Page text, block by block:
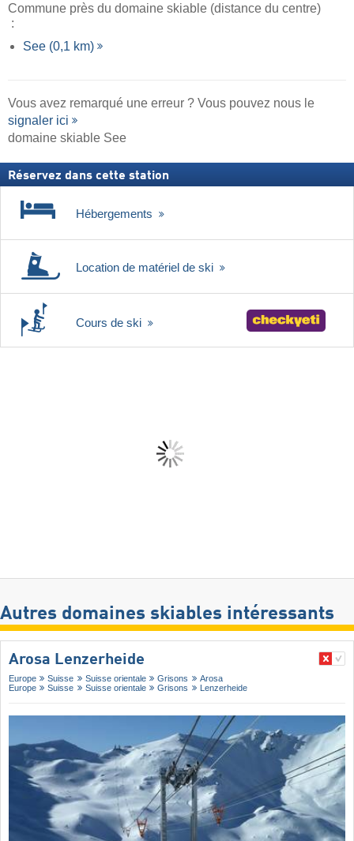
Commune près du domaine skiable (distance du centre)
:
See (0,1 km)
Vous avez remarqué une erreur ? Vous pouvez nous le
signaler ici
domaine skiable See
Réservez dans cette station
Hébergements
Location de matériel de ski
Cours de ski
Autres domaines skiables intéressants
Arosa Lenzerheide
Europe Suisse Suisse orientale Grisons
Arosa
Europe
Suisse Suisse orientale Grisons Lenzerheide